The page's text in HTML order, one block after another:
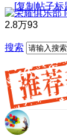
搜索
[复制帖子标
2.8万93